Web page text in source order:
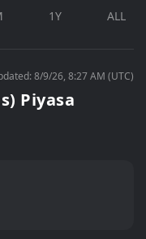
1Y ALL
8/9/26, 8:27 AM (UTC)
Piyasa